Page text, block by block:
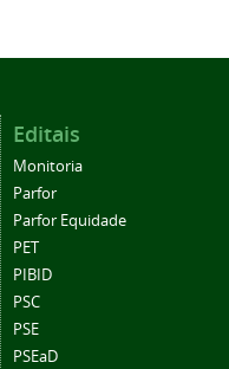
Editais
Monitoria
Parfor
Parfor Equidade
PET
PIBID
PSC
PSE
PSEaD